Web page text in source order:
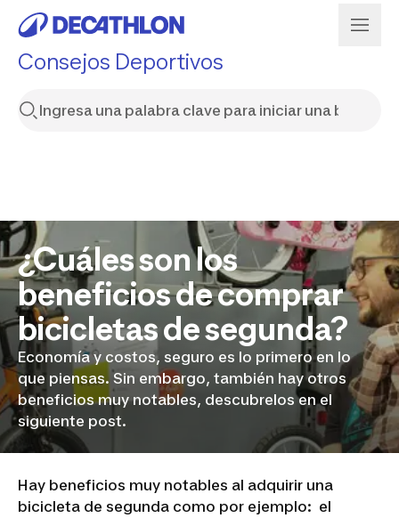
Consejos Deportivos
¿Cuáles son los
beneficios de comprar
bicicletas de segunda?
Economía y costos, seguro es lo primero en lo
que piensas. Sin embargo, también hay otros
beneficios muy notables, descubrelos en el
siguiente post.
Hay beneficios muy notables al adquirir una
bicicleta de segunda como por ejemplo: el